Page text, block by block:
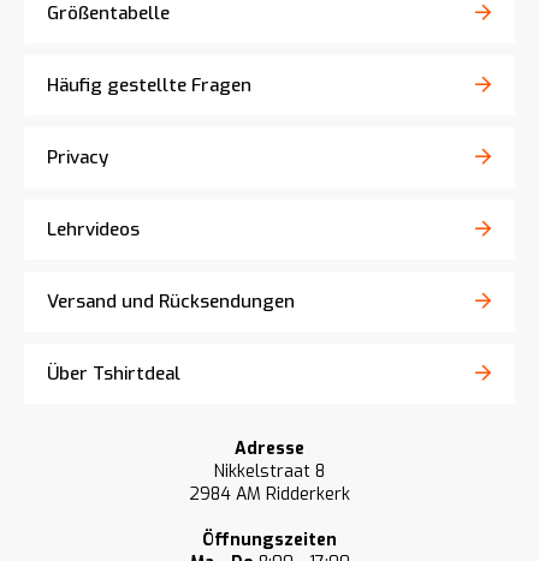
Größentabelle
Häufig gestellte Fragen
Privacy
Lehrvideos
Versand und Rücksendungen
Über Tshirtdeal
Adresse
Nikkelstraat 8
2984 AM Ridderkerk
Öffnungszeiten